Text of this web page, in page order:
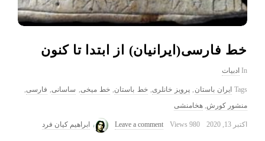
خط فارسی(ایرانیان) از ابتدا تا کنون
In ادبیات
Tags ایران باستان , پرویز خانلری,خط باستان,خط میخی, ساسانی, فارسی,
منشور کورش, هخامنشی
اکتبر 13, 2020 980 Views
Leave a comment ابراهیم کیان فرد